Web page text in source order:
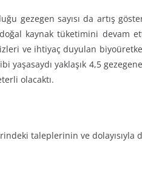
gezegen sayısı da artış
kaynak tüketimini
ve ihtiyaç duyulan
yaşasaydı yaklaşık 4,5
olacaktı.
taleplerinin ve